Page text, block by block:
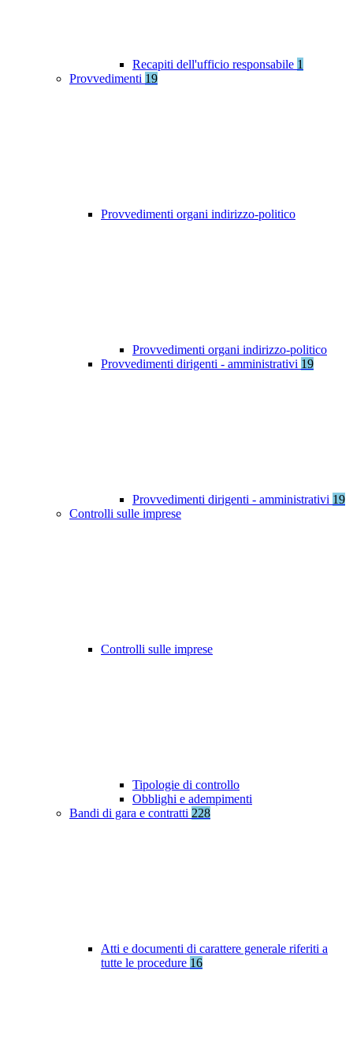
Recapiti dell'ufficio responsabile 1
Provvedimenti 19
Provvedimenti organi indirizzo-politico
Provvedimenti organi indirizzo-politico
Provvedimenti dirigenti - amministrativi 19
Provvedimenti dirigenti - amministrativi 19
Controlli sulle imprese
Controlli sulle imprese
Tipologie di controllo
Obblighi e adempimenti
Bandi di gara e contratti 228
Atti e documenti di carattere generale riferiti a
tutte le procedure 16